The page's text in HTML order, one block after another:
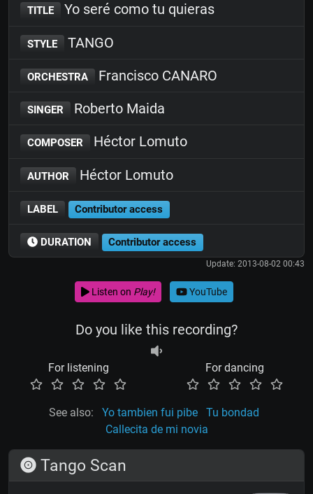
TITLE Yo seré como tu quieras
STYLE TANGO
ORCHESTRA Francisco CANARO
SINGER Roberto Maida
COMPOSER Héctor Lomuto
AUTHOR Héctor Lomuto
LABEL Contributor access
DURATION Contributor access
Update: 2013-08-02 00:43
Listen on Play! YouTube
Do you like this recording?
For listening For dancing
See also: Yo tambien fui pibe
Tu bondad
Callecita de mi novia
Tango Scan